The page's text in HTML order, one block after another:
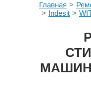
Главная
Indesit
МАШИН